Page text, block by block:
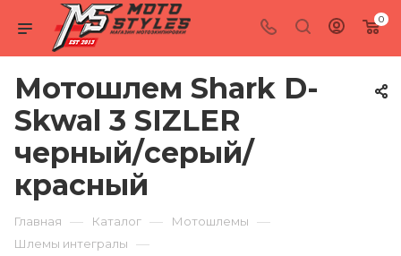
0
Мотошлем Shark D-
Skwal 3 SIZLER
черный/серый/
красный
Главная — Каталог — Мотошлемы —
Шлемы интегралы —